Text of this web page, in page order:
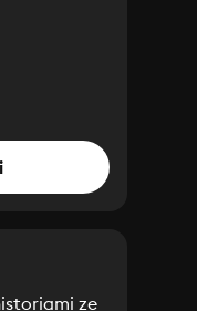
ze